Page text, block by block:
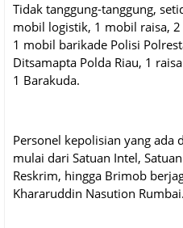
Tidak tanggung-tanggung,
mobil logistik, 1 mobil raisa,
1 mobil barikade Polisi
Ditsamapta Polda Riau, 1
1 Barakuda.
Personel kepolisian yang ada
mulai dari Satuan Intel,
Reskrim, hingga Brimob
Khararuddin Nasution Rumbai.